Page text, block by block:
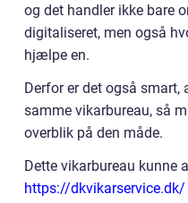
og det handler ikke bare
digitaliseret, men også
hjælpe en.
Derfor er det også
samme vikarbureau, så
overblik på den måde.
Dette vikarbureau kunne
https://dkvikarservice.dk/